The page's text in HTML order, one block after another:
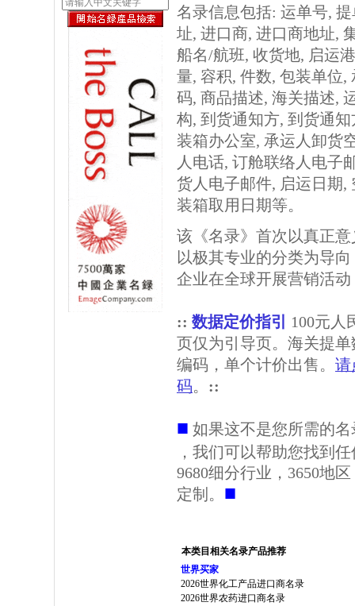
名录信息包括: 运单号,
址, 进口商, 进口商地址,
船名/航班, 收货地, 启运
量, 容积, 件数, 包装单位,
码, 商品描述, 海关描述,
构, 到货通知方, 到货通
装箱办公室, 承运人卸货
人电话, 订舱联络人电子
货人电子邮件, 启运日期,
装箱取用日期等。
该《名录》首次以真正
以极其专业的分类为导
企业在全球开展营销活
:: 数据定价指引
100元人
页仅为引导页。海关提
编码，单个计价出售。 请
码。 ::
■ 如果这不是您所需的
，我们可以帮助您找到
9680细分行业，3650地
定制。 ■
本类目相关名录产品推荐
世界买家
2026世界化工产品进口商名录
2026世界农药进口商名录